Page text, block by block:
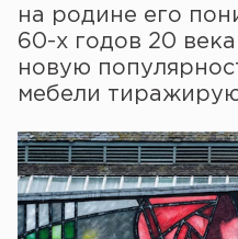
на родине его
60-х годов 20
новую
мебели